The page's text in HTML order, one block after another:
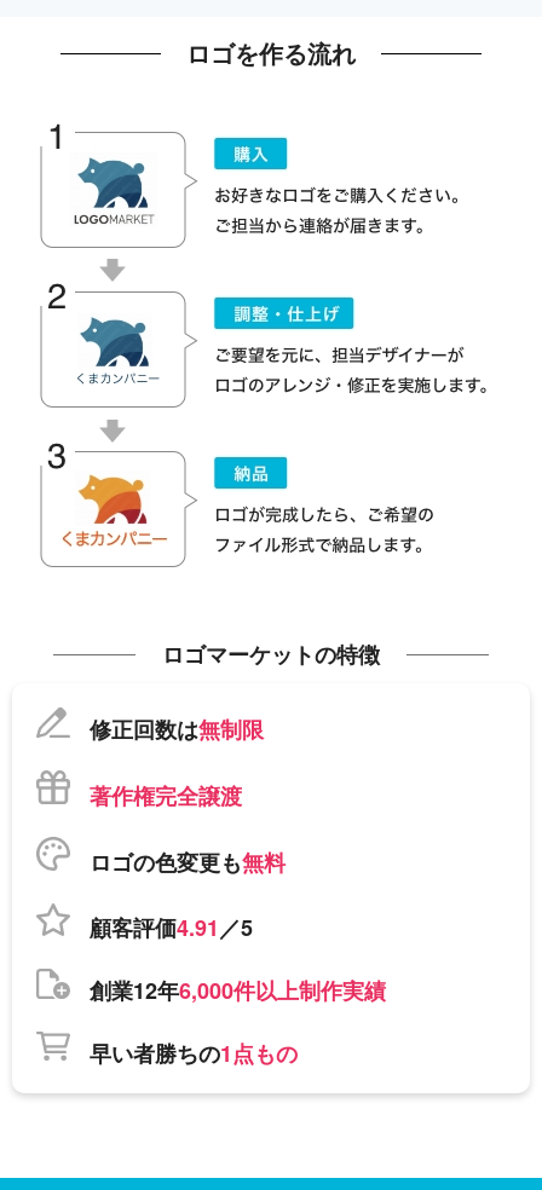
ロゴを作る流れ
ロゴマーケットの特徴
修正回数は無制限
著作権完全譲渡
ロゴの色変更も無料
顧客評価4.91／5
創業12年6,000件以上制作実績
早い者勝ちの1点もの